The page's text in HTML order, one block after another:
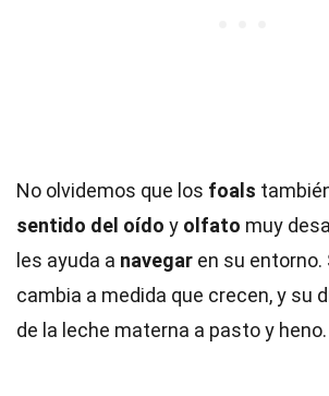
No olvidemos que los foals
sentido del oído y olfato muy
les ayuda a navegar en su entorno.
cambia a medida que crecen, y su
de la leche materna a pasto y heno.